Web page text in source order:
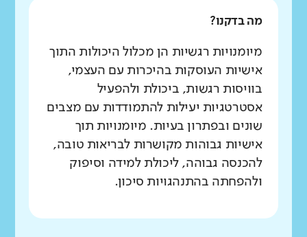
מה בדקנו?
מיומנויות רגשיות הן מכלול היכולות התוך
אישיות העוסקות בהיכרות עם העצמי,
בוויסות רגשות, ביכולת ולהפעיל
אסטרטגיות יעילות להתמודדות עם מצבים
שונים ובפתרון בעיות. מיומנויות תוך
אישיות גבוהות מקושרות לבריאות טובה,
להכנסה גבוהה, ליכולת למידה וסיפוק
ולהפחתה בהתנהגויות סיכון.